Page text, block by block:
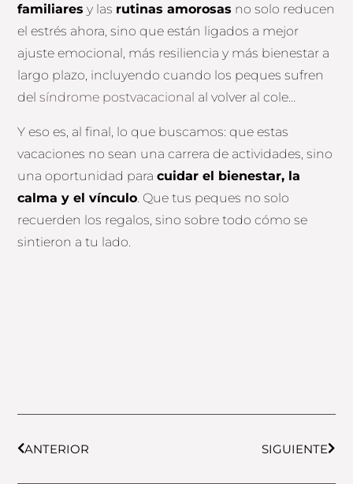
familiares y las rutinas amorosas no solo reducen
el estrés ahora, sino que están ligados a mejor
ajuste emocional, más resiliencia y más bienestar a
largo plazo, incluyendo cuando los peques sufren
delsíndrome postvacacional al volver al cole…
Y eso es, al final, lo que buscamos: que estas
vacaciones no sean una carrera de actividades, sino
una oportunidad paracuidar el bienestar, la
calma y el vínculo. Que tus peques no solo
recuerden los regalos, sino sobre todo cómo se
sintieron a tu lado.
ANTERIOR
SIGUIENTE